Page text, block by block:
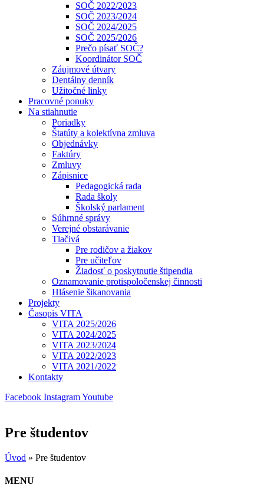
SOČ 2022/2023
SOČ 2023/2024
SOČ 2024/2025
SOČ 2025/2026
Prečo písať SOČ?
Koordinátor SOČ
Záujmové útvary
Dentálny denník
Užitočné linky
Pracovné ponuky
Na stiahnutie
Poriadky
Štatúty a kolektívna zmluva
Objednávky
Faktúry
Zmluvy
Zápisnice
Pedagogická rada
Rada školy
Školský parlament
Súhrnné správy
Verejné obstarávanie
Tlačivá
Pre rodičov a žiakov
Pre učiteľov
Žiadosť o poskytnutie štipendia
Oznamovanie protispoločenskej činnosti
Hlásenie šikanovania
Projekty
Časopis VITA
VITA 2025/2026
VITA 2024/2025
VITA 2023/2024
VITA 2022/2023
VITA 2021/2022
Kontakty
Facebook InstagramYoutube
Pre študentov
Úvod » Pre študentov
MENU